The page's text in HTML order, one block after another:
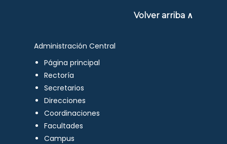
Volver arriba ∧
Administración Central
Página principal
Rectoría
Secretarios
Direcciones
Coordinaciones
Facultades
Campus